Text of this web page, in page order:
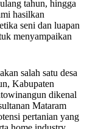
tahun, hingga
hasilkan
seni dan luapan
menyampaikan
salah satu desa
Kabupaten
dikenal
Mataram
pertanian yang